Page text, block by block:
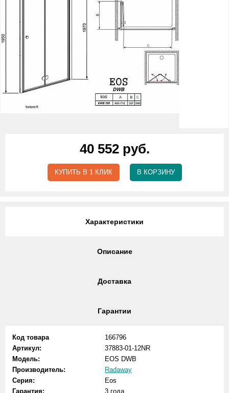
40 552 руб.
КУПИТЬ В 1 КЛИК В КОРЗИНУ
Характеристики
Описание
Доставка
Гарантии
Код товара
166796
Артикул:
37883-01-12NR
Модель:
EOS DWB
Производитель:
Radaway
Серия:
Eos
Гарантия:
3 года